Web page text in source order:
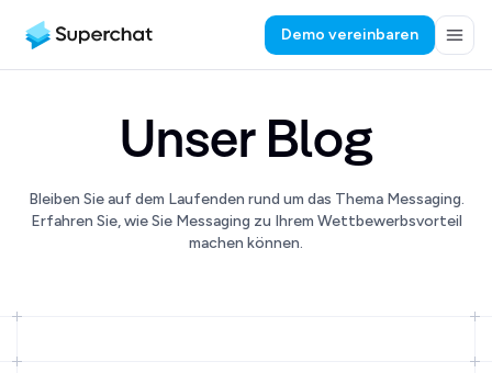
Demo vereinbaren
Unser Blog
Bleiben Sie auf dem Laufenden rund um das Thema Messaging.
Erfahren Sie, wie Sie Messaging zu Ihrem Wettbewerbsvorteil
machen können.